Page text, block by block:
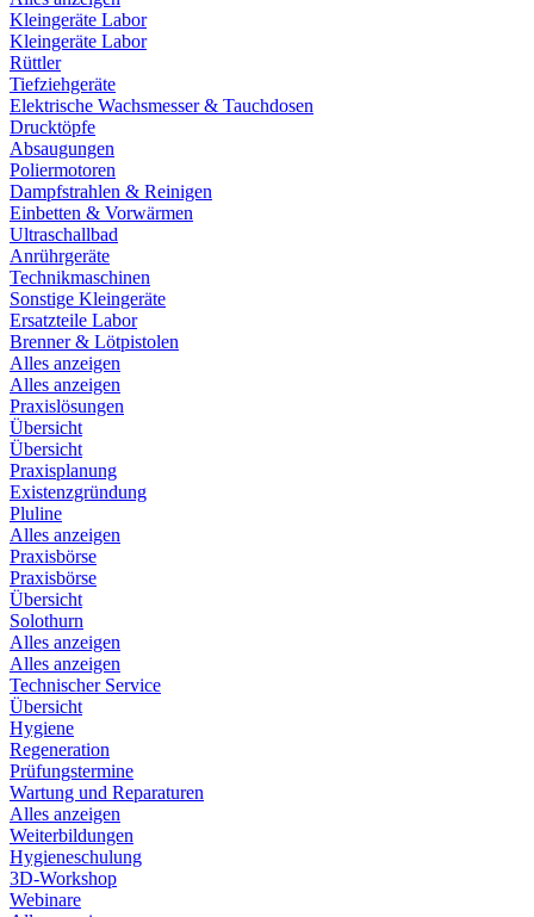
Kleingeräte Labor
Kleingeräte Labor
Rüttler
Tiefziehgeräte
Elektrische Wachsmesser & Tauchdosen
Drucktöpfe
Absaugungen
Poliermotoren
Dampfstrahlen & Reinigen
Einbetten & Vorwärmen
Ultraschallbad
Anrührgeräte
Technikmaschinen
Sonstige Kleingeräte
Ersatzteile Labor
Brenner & Lötpistolen
Alles anzeigen
Alles anzeigen
Praxislösungen
Übersicht
Übersicht
Praxisplanung
Existenzgründung
Pluline
Alles anzeigen
Praxisbörse
Praxisbörse
Übersicht
Solothurn
Alles anzeigen
Alles anzeigen
Technischer Service
Übersicht
Hygiene
Regeneration
Prüfungstermine
Wartung und Reparaturen
Alles anzeigen
Weiterbildungen
Hygieneschulung
3D-Workshop
Webinare